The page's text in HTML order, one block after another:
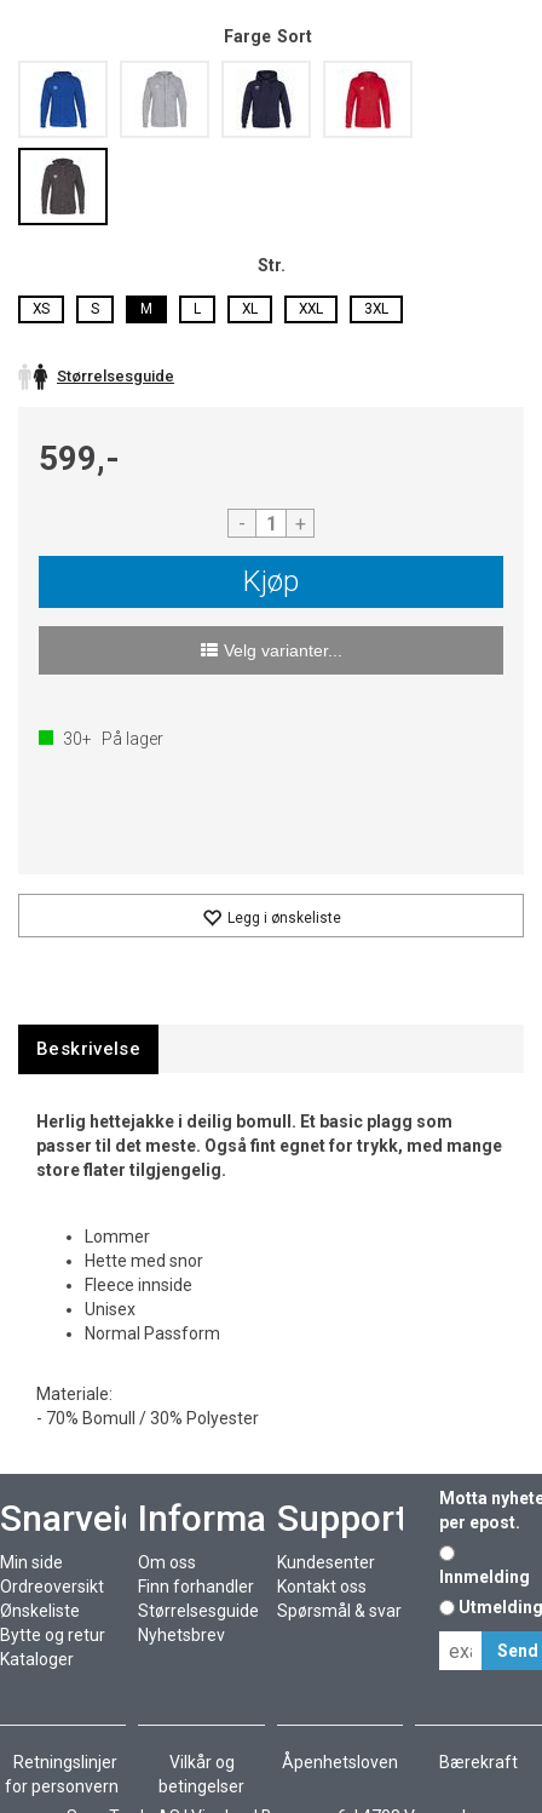
Farge Sort
Str.
XS S M L XL XXL 3XL
Størrelsesguide
599,-
- +
Kjøp
Velg varianter...
30+ På lager
Legg i ønskeliste
Beskrivelse
Herlig hettejakke i deilig bomull. Et basic plagg som
passer til det meste. Også fint egnet for trykk, med mange
store flater tilgjengelig.
Lommer
Hette med snor
Fleece innside
Unisex
Normal Passform
Materiale:
- 70% Bomull / 30% Polyester
Snarveier
Min side
Ordreoversikt
Ønskeliste
Bytte og retur
Kataloger
Informasjon
Om oss
Finn forhandler
Størrelsesguide
Nyhetsbrev
Support
Kundesenter
Kontakt oss
Spørsmål & svar
Motta
per epost.
Innmelding
Retningslinjer
for personvern
Vilkår og
betingelser
Åpenhetsloven Bærekraft